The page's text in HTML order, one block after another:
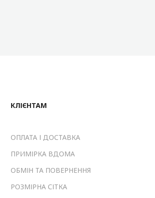
КЛІЄНТАМ
ОПЛАТА І ДОСТАВКА
ПРИМІРКА ВДОМА
ОБМІН ТА ПОВЕРНЕННЯ
РОЗМІРНА СІТКА